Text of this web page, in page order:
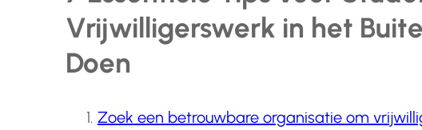
Vrijwilligerswerk in het
Doen
Zoek een betrouwbare organisatie om